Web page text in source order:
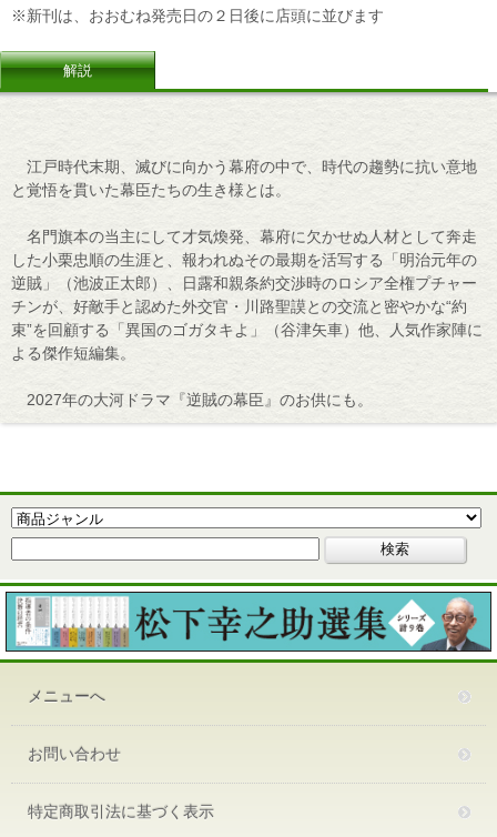
※新刊は、おおむね発売日の２日後に店頭に並びます
解説
江戸時代末期、滅びに向かう幕府の中で、時代の趨勢に抗い意地
と覚悟を貫いた幕臣たちの生き様とは。
名門旗本の当主にして才気煥発、幕府に欠かせぬ人材として奔走
した小栗忠順の生涯と、報われぬその最期を活写する「明治元年の
逆賊」（池波正太郎）、日露和親条約交渉時のロシア全権プチャー
チンが、好敵手と認めた外交官・川路聖謨との交流と密やかな“約
束”を回顧する「異国のゴガタキよ」（谷津矢車）他、人気作家陣に
よる傑作短編集。
2027年の大河ドラマ『逆賊の幕臣』のお供にも。
メニューへ
お問い合わせ
特定商取引法に基づく表示